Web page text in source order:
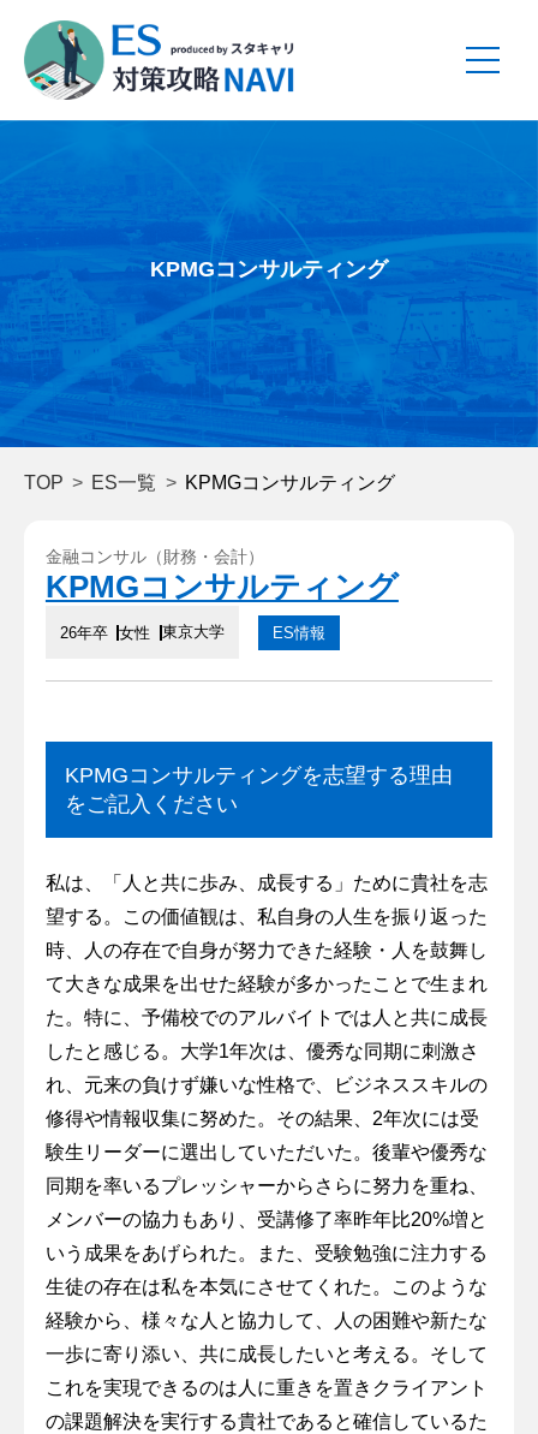
KPMGコンサルティング
TOP ES一覧 KPMGコンサルティング
金融コンサル（財務・会計）
KPMGコンサルティング
26年卒 女性 東京大学 ES情報
KPMGコンサルティングを志望する理由
をご記入ください
私は、「人と共に歩み、成長する」ために貴社を志
望する。この価値観は、私自身の人生を振り返った
時、人の存在で自身が努力できた経験・人を鼓舞し
て大きな成果を出せた経験が多かったことで生まれ
た。特に、予備校でのアルバイトでは人と共に成長
したと感じる。大学1年次は、優秀な同期に刺激さ
れ、元来の負けず嫌いな性格で、ビジネススキルの
修得や情報収集に努めた。その結果、2年次には受
験生リーダーに選出していただいた。後輩や優秀な
同期を率いるプレッシャーからさらに努力を重ね、
メンバーの協力もあり、受講修了率昨年比20%増と
いう成果をあげられた。また、受験勉強に注力する
生徒の存在は私を本気にさせてくれた。このような
経験から、様々な人と協力して、人の困難や新たな
一歩に寄り添い、共に成長したいと考える。そして
これを実現できるのは人に重きを置きクライアント
の課題解決を実行する貴社であると確信しているた